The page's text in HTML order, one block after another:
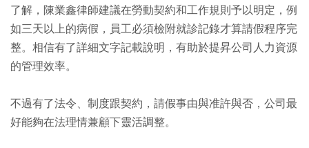
了解，陳業鑫律師建議在勞動契約和工作規則予以明定，例
如三天以上的病假，員工必須檢附就診記錄才算請假程序完
整。相信有了詳細文字記載說明，有助於提昇公司人力資源
的管理效率。
不過有了法令、制度跟契約，請假事由與准許與否，公司最
好能夠在法理情兼顧下靈活調整。